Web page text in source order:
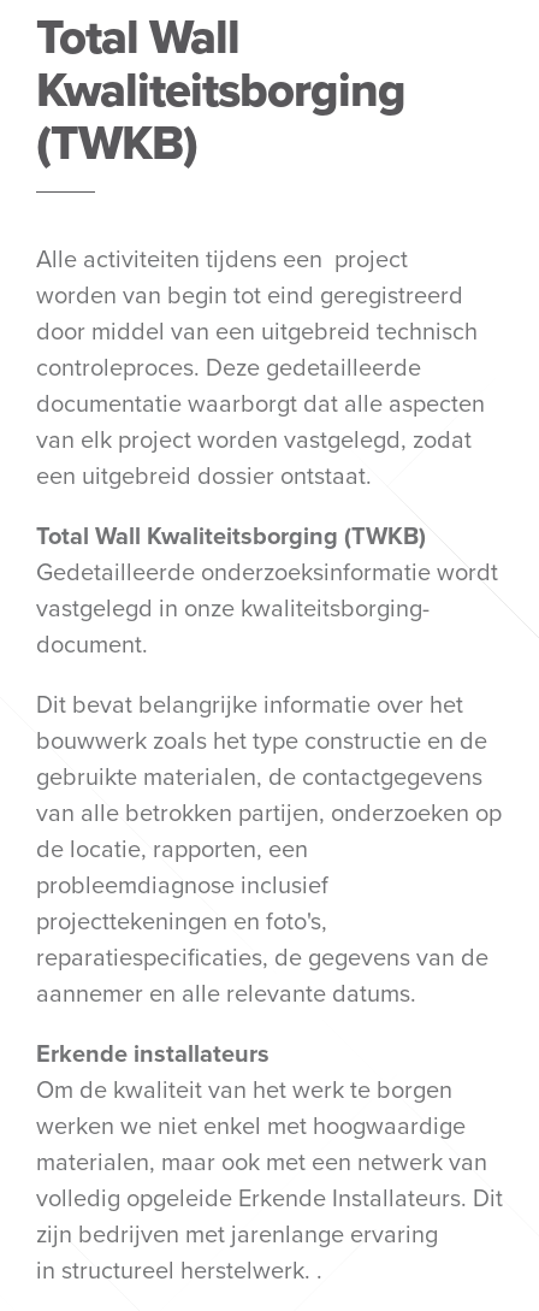
Total Wall
Kwaliteitsborging
(TWKB)
Alle activiteiten tijdens een project
worden van begin tot eind geregistreerd
door middel van een uitgebreid technisch
controleproces. Deze gedetailleerde
documentatie waarborgt dat alle aspecten
van elk project worden vastgelegd, zodat
een uitgebreid dossier ontstaat.
Total Wall Kwaliteitsborging (TWKB)
Gedetailleerde onderzoeksinformatie wordt
vastgelegd in onze kwaliteitsborging-
document.
Dit bevat belangrijke informatie over het
bouwwerk zoals het type constructie en de
gebruikte materialen, de contactgegevens
van alle betrokken partijen, onderzoeken op
de locatie, rapporten, een
probleemdiagnose inclusief
projecttekeningen en foto's,
reparatiespecificaties, de gegevens van de
aannemer en alle relevante datums.
Erkende installateurs
Om de kwaliteit van het werk te borgen
werken we niet enkel met hoogwaardige
materialen, maar ook met een netwerk van
volledig opgeleide Erkende Installateurs. Dit
zijn bedrijven met jarenlange ervaring
in structureel herstelwerk. .